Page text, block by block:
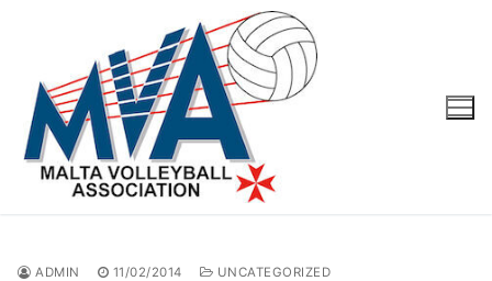
ADMIN 11/02/2014 UNCATEGORIZED